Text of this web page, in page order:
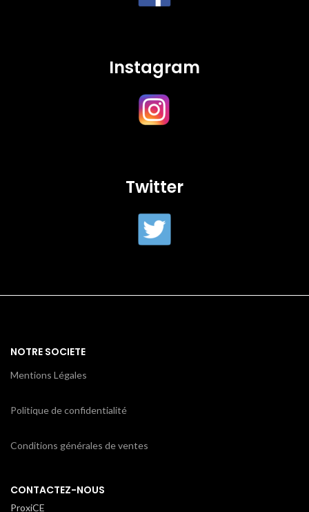
Instagram
Twitter
NOTRE SOCIETE
Mentions Légales
Politique de confidentialité
Conditions générales de ventes
CONTACTEZ-NOUS
ProxiCE